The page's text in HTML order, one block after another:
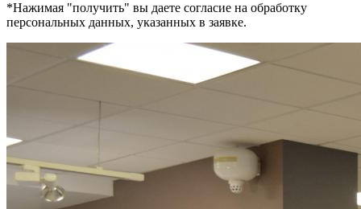
*Нажимая "получить" вы даете согласие на обработку
персональных данных, указанных в заявке.